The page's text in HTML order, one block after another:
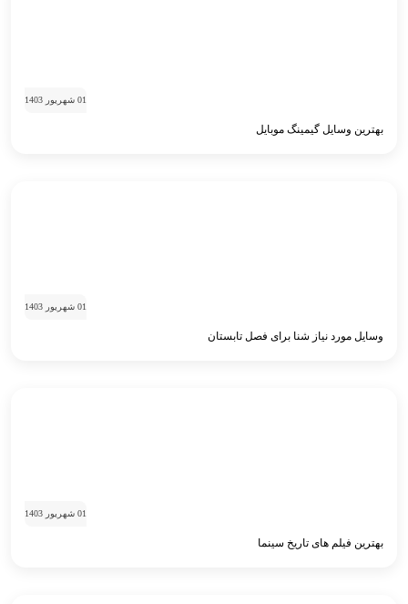
01 شهریور 1403
بهترین وسایل گیمینگ موبایل
01 شهریور 1403
وسایل مورد نیاز شنا برای فصل تابستان
01 شهریور 1403
بهترین فیلم های تاریخ سینما